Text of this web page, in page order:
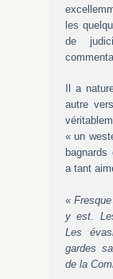
les
de
Il a
autre
« un
bagnards
a tant
«
y est.
Les
gardes
de la